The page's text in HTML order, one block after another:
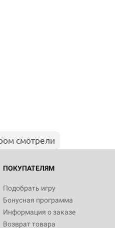
смотрели
ПОКУПАТЕЛЯМ
Подобрать игру
Бонусная программа
Информация о заказе
Возврат товара